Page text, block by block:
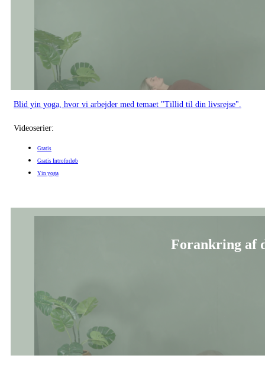
Blid yin yoga, hvor vi arbejder med temaet "Tillid til din livsrejse".
Videoserier:
Gratis
Gratis Introforløb
Yin yoga
Forankring af